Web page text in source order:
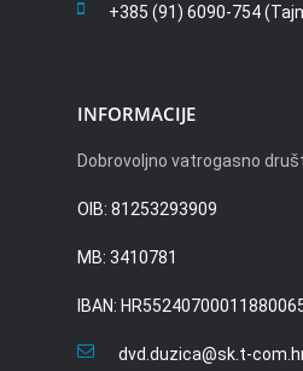
+385 (91) 6090-754
INFORMACIJE
Dobrovoljno vatrogasno
OIB: 81253293909
MB: 3410781
IBAN:
dvd.duzica@sk.t-